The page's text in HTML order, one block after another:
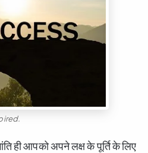
ही आपको अपने लक्ष के पूर्ति के लिए